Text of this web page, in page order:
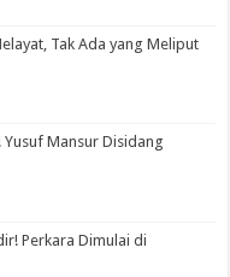
Tak Ada yang Meliput
Mansur Disidang
Perkara Dimulai di